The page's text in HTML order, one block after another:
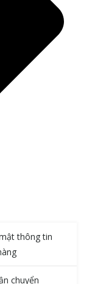
thông tin
chuyển